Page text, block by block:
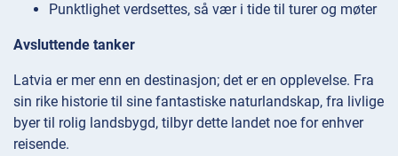
Punktlighet verdsettes, så vær i tide til turer og møter
Avsluttende tanker
Latvia er mer enn en destinasjon; det er en opplevelse. Fra
sin rike historie til sine fantastiske naturlandskap, fra livlige
byer til rolig landsbygd, tilbyr dette landet noe for enhver
reisende.